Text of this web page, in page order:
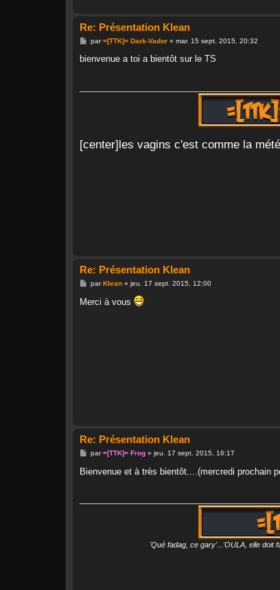
Re: Présentation Klean
M
s
par=[TTK]= Dark-Vador» mar. 15 sept. 2015, 20:32
bienvenue a toi a bientôt sur le TS
[center]les vagins c'est comme la
Re: Présentation Klean
M
s
s
parKlean» jeu. 17 sept. 2015, 12:00
Merci à vous
Re: Présentation Klean
M
s
s
par=[TTK]= Frog» jeu. 17 sept. 2015, 16:17
Bienvenue et à très bientôt....(mercredi prochain
'Qué fadag, ce gary'...'OULA, elle doit